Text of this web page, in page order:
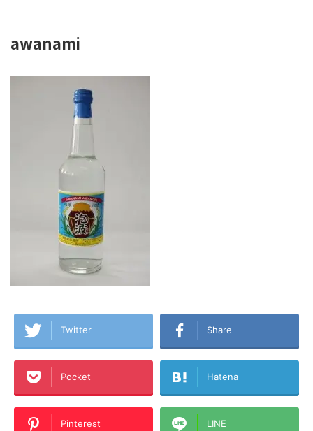
awanami
Twitter Share
Pocket Hatena
Pinterest LINE